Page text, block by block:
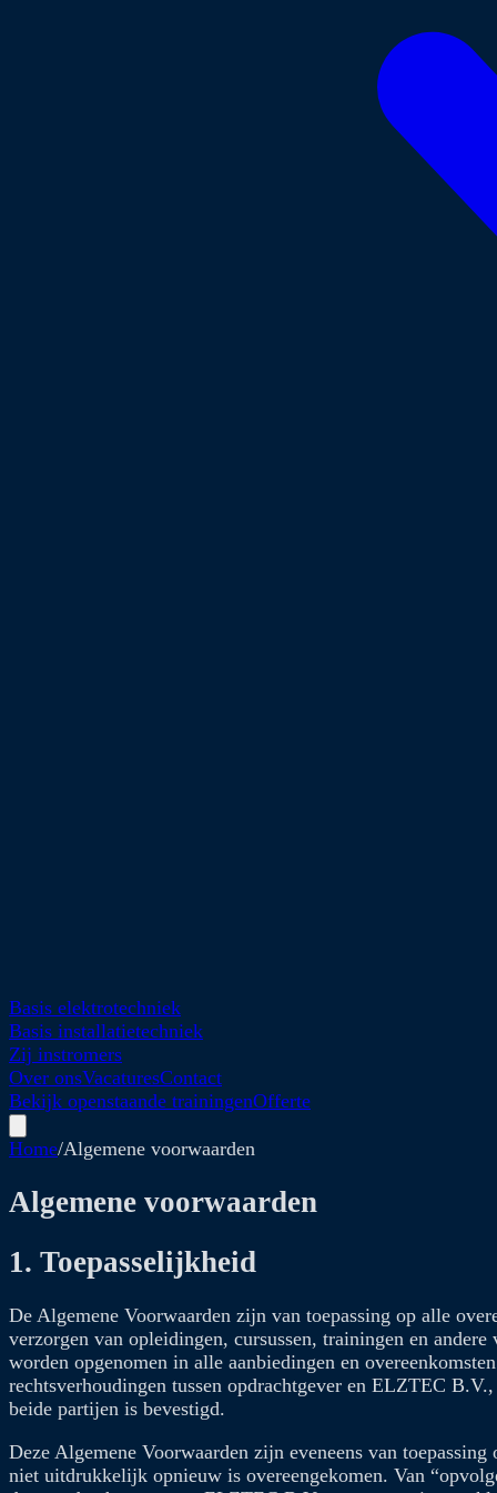
Basis elektrotechniek
Basis installatietechniek
Zij instromers
Over onsVacaturesContact
Bekijk openstaande trainingenOfferte
Home/Algemene voorwaarden
Algemene voorwaarden
1. Toepasselijkheid
De Algemene Voorwaarden zijn van toepassing op alle
verzorgen van opleidingen, cursussen, trainingen en
worden opgenomen in alle aanbiedingen en
rechtsverhoudingen tussen opdrachtgever en ELZTEC
beide partijen is bevestigd.
Deze Algemene Voorwaarden zijn eveneens van
niet uitdrukkelijk opnieuw is overeengekomen. Van